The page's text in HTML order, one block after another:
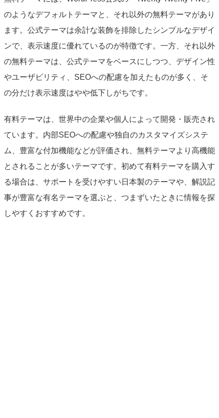
のようなデフォルトテーマと、それ以外の無料テーマがあり
ます。公式テーマは余計な装飾を排除したシンプルなデザイ
ンで、表示速度に優れているのが特徴です。一方、それ以外
の無料テーマは、公式テーマをベースにしつつ、デザイン性
やユーザビリティ、SEOへの配慮を加えたものが多く、そ
の分だけ表示速度はやや低下しがちです。
有料テーマは、世界中の企業や個人によって開発・販売され
ています。内部SEOへの配慮や独自のカスタマイズシステ
ム、豊富な付加機能などが評価され、無料テーマより高機能
とされることが多いテーマです。初めて有料テーマを購入す
る場合は、サポートを受けやすい日本製のテーマや、解説記
事が豊富な有名テーマを選ぶと、つまずいたときに情報を探
しやすくおすすめです。